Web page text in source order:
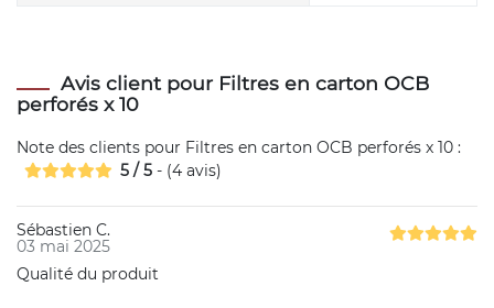
Avis client pour Filtres en carton OCB
perforés x 10
Note des clients pour Filtres en carton OCB perforés x 10 :
5 /5 - (4 avis)
Sébastien C.
03 mai 2025
Qualité du produit